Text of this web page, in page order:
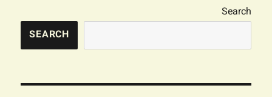
Search
SEARCH